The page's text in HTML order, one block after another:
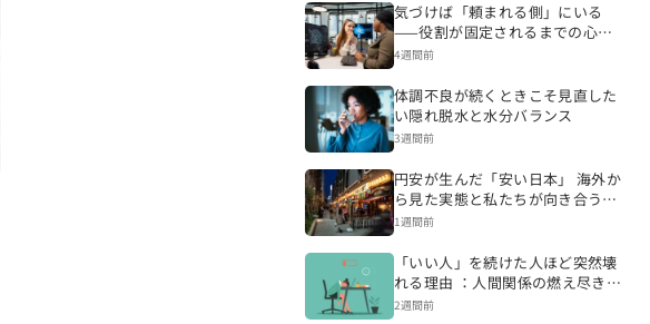
気づけば「頼まれる側」にいる
——役割が固定されるまでの心理
的プロセス
4週間前
体調不良が続くときこそ見直した
い隠れ脱水と水分バランス
3週間前
円安が生んだ「安い日本」 海外か
ら見た実態と私たちが向き合うべ
き現実
1週間前
「いい人」を続けた人ほど突然壊
れる理由 ：人間関係の燃え尽きが
起きるまで
2週間前